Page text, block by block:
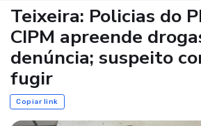
Teixeira: Policias do
CIPM apreende
denúncia; suspeito
fugir
Copiar link